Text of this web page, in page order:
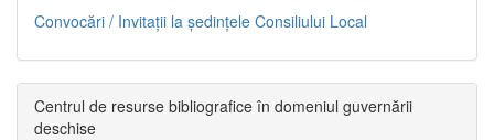
Convocări / Invitaţii la şedinţele Consiliului Local
Centrul de resurse bibliografice în domeniul guvernării
deschise